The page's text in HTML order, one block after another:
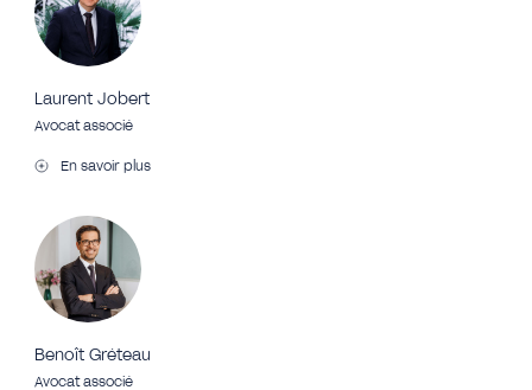
Laurent Jobert
Avocat associé
En savoir plus
Benoît Gréteau
Avocat associé